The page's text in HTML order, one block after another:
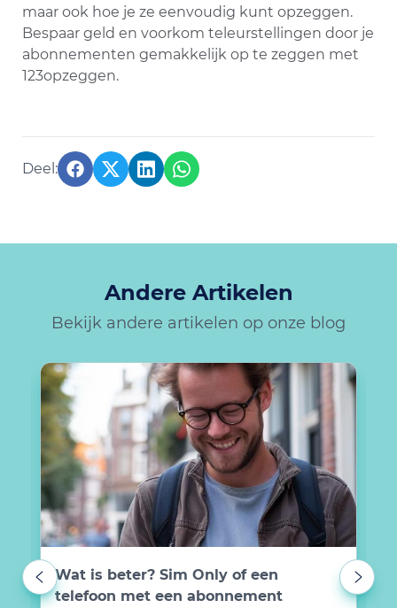
maar ook hoe je ze eenvoudig kunt opzeggen.
Bespaar geld en voorkom teleurstellingen door je
abonnementen gemakkelijk op te zeggen met
123opzeggen.
Andere Artikelen
Bekijk andere artikelen op onze blog
Wat is beter? Sim Only of een
telefoon met een abonnement